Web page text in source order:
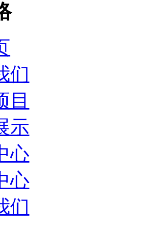
们
目
示
心
心
们